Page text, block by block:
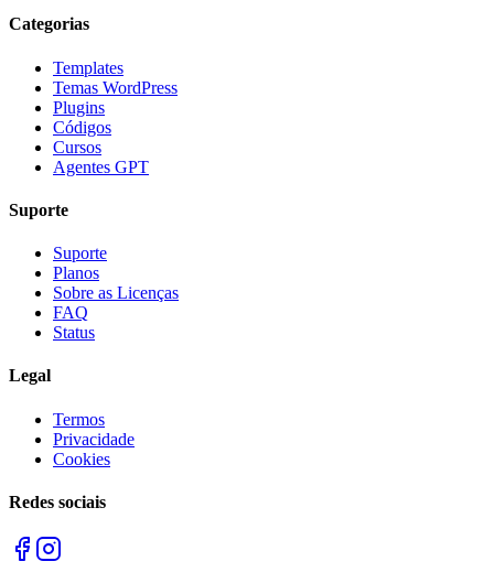
Categorias
Templates
Temas WordPress
Plugins
Códigos
Cursos
Agentes GPT
Suporte
Suporte
Planos
Sobre as Licenças
FAQ
Status
Legal
Termos
Privacidade
Cookies
Redes sociais